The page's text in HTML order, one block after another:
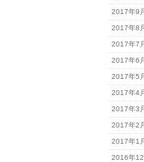
2017年9
2017年8
2017年7
2017年6
2017年5
2017年4
2017年3
2017年2
2017年1
2016年12